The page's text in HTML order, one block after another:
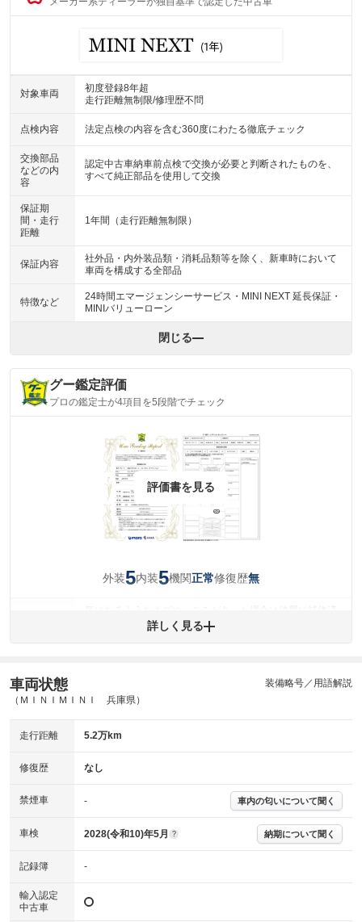
対象車両
初度登録8年超
走行距離無制限/修理歴不問
点検内容 法定点検の内容を含む360度にわたる徹底チェック
交換部品
などの内
容
認定中古車納車前点検で交換が必要と判断されたものを、
すべて純正部品を使用して交換
保証期
間・走行
距離
1年間（走行距離無制限）
保証内容
社外品・内外装品類・消耗品類等を除く、新車時において
車両を構成する全部品
特徴など
24時間エマージェンシーサービス・MINI NEXT 延長保証・
MINIバリューローン
閉じる
グー鑑定評価
プロの鑑定士が4項目を5段階でチェック
評価書を見る
外装5内装5機関正常修復歴無
みですが、 小さなキズやヘコミが残っている場合もありま
内装
(内装状態)
気になる汚れ等がない綺麗な室内を保っています。
下さい。
および表示項目が異なる場合がございます。
※グー鑑定の評価はあくまでも記載している鑑定日の鑑定結果となりま
詳しく見る
車両状態
（ＭＩＮＩＭＩＮＩ 兵庫県）
装備略号／用語解説
走行距離 5.2万km
修復歴 なし
禁煙車 - 車内の匂いについて聞く
車検 2028(令和10)年5月 ? 納期について聞く
記録簿 -
輸入認定
中古車